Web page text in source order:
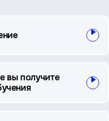
вы получите